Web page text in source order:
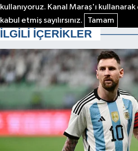
kullanıyoruz. Kanal Maraş'ı
kabul etmiş sayılırsınız.
Tamam